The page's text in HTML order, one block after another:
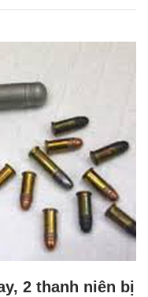
2 thanh niên bị